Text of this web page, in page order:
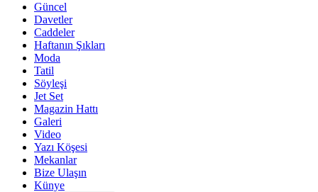
Güncel
Davetler
Caddeler
Haftanın Şıkları
Moda
Tatil
Söyleşi
Jet Set
Magazin Hattı
Galeri
Video
Yazı Köşesi
Mekanlar
Bize Ulaşın
Künye